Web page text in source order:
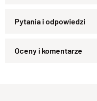
Wykończenie
Zapytaj o produkt